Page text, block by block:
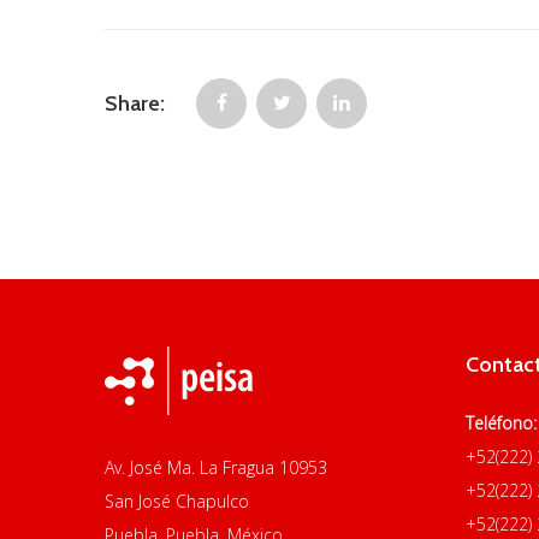
Share:
Av. José Ma. La Fragua 10953
San José Chapulco
Teléfono:
+52(222)
+52(222)